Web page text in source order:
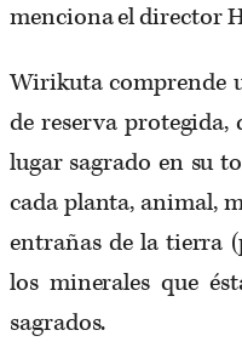
menciona el director
Wirikuta comprende
de reserva protegida,
lugar sagrado en su
cada planta, animal,
entrañas de la tierra
los minerales que
sagrados.